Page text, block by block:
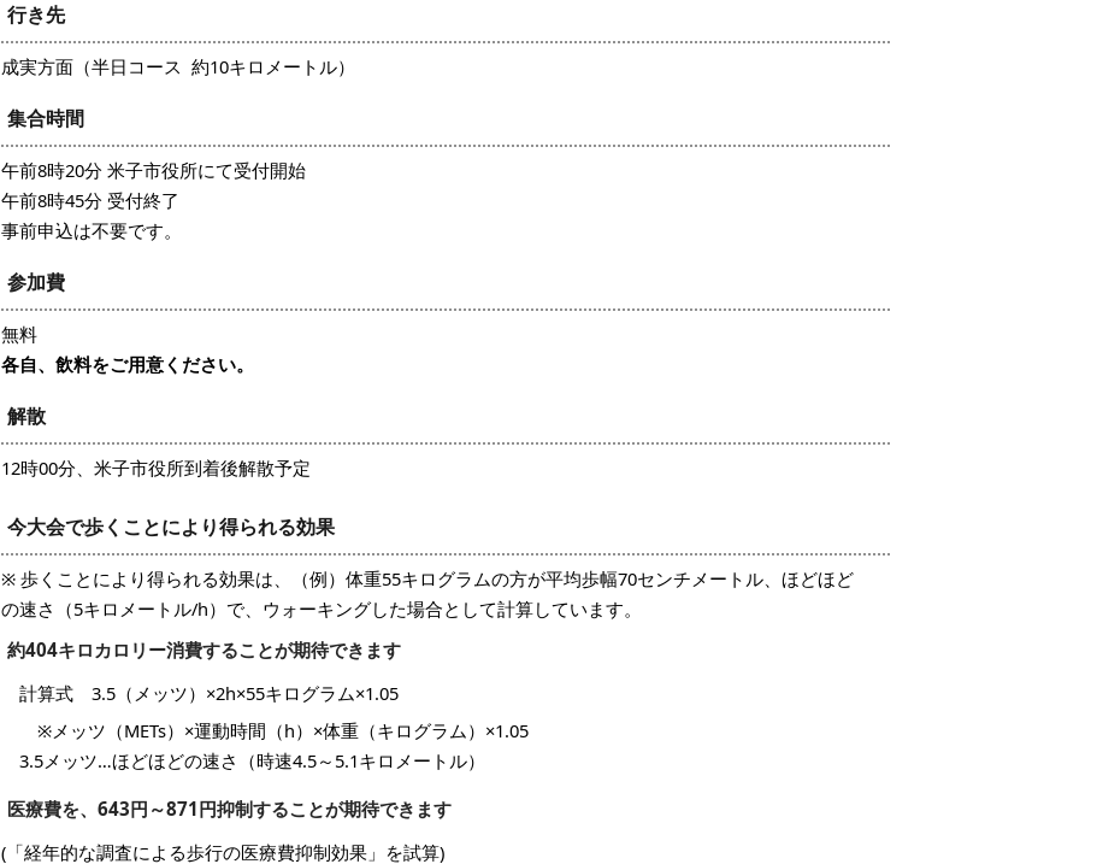
行き先
成実方面（半日コース 約10キロメートル）
集合時間
午前8時20分 米子市役所にて受付開始
午前8時45分 受付終了
事前申込は不要です。
参加費
無料
各自、飲料をご用意ください。
解散
12時00分、米子市役所到着後解散予定
今大会で歩くことにより得られる効果
※ 歩くことにより得られる効果は、（例）体重55キログラムの方が平均歩幅70センチメートル、ほどほど
の速さ（5キロメートル/h）で、ウォーキングした場合として計算しています。
約404キロカロリー消費することが期待できます
計算式 3.5（メッツ）×2h×55キログラム×1.05
※メッツ（METs）×運動時間（h）×体重（キログラム）×1.05
3.5メッツ…ほどほどの速さ（時速4.5～5.1キロメートル）
医療費を、643円～871円抑制することが期待できます
(「経年的な調査による歩行の医療費抑制効果」を試算)